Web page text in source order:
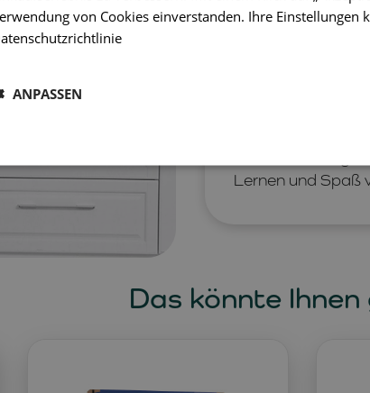
kennen. Die
magnetisch und
Das Set enthält
auch im
Lernen und Spaß
Das könnte
von Cookies einverstanden. Ihre Einstellungen
ANPASSEN